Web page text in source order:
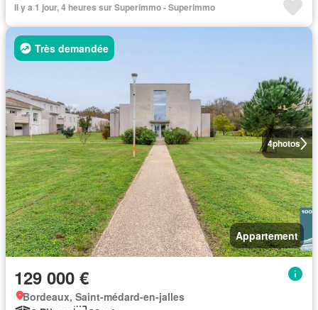
Il y a 1 jour, 4 heures sur Superimmo - Superimmo
4photos
Très demandée
Appartement
129 000 €
Bordeaux, Saint-médard-en-jalles